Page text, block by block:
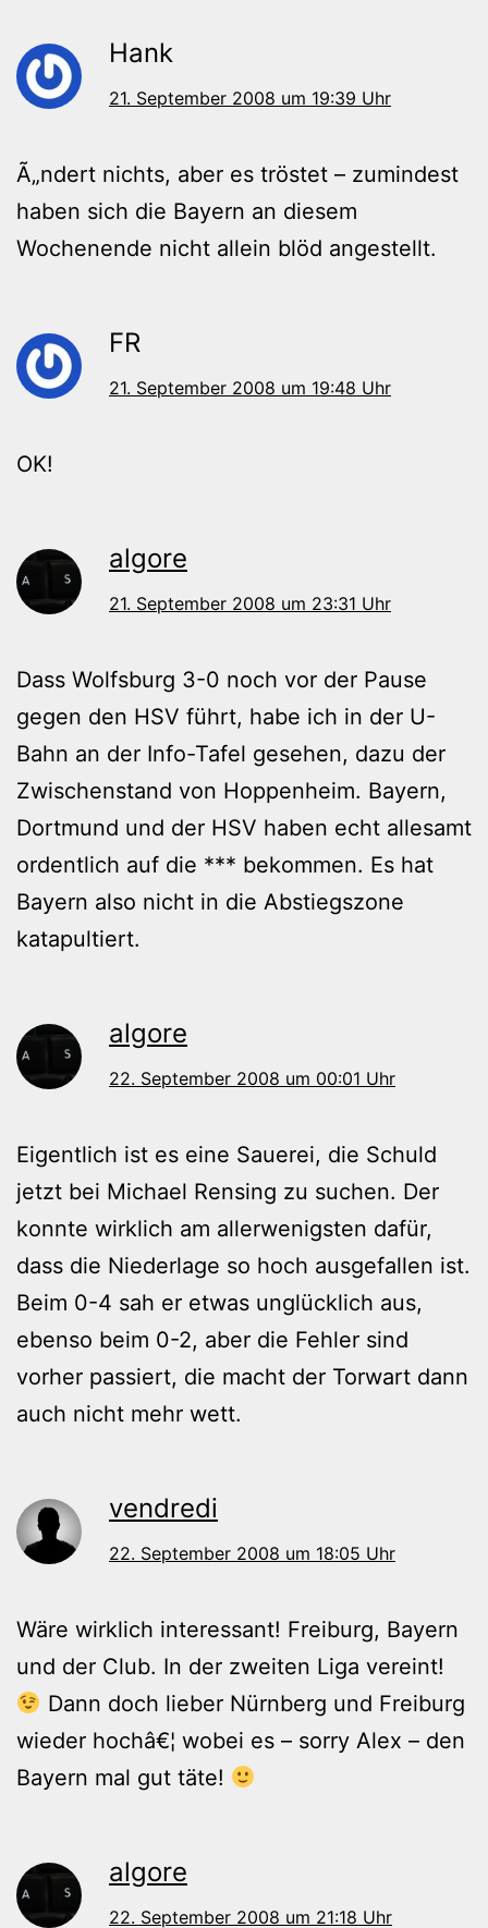
Hank
21. September 2008 um 19:39 Uhr
Ã„ndert nichts, aber es tröstet – zumindest
haben sich die Bayern an diesem
Wochenende nicht allein blöd angestellt.
FR
21. September 2008 um 19:48 Uhr
OK!
algore
21. September 2008 um 23:31 Uhr
Dass Wolfsburg 3-0 noch vor der Pause
gegen den HSV führt, habe ich in der U-
Bahn an der Info-Tafel gesehen, dazu der
Zwischenstand von Hoppenheim. Bayern,
Dortmund und der HSV haben echt allesamt
ordentlich auf die *** bekommen. Es hat
Bayern also nicht in die Abstiegszone
katapultiert.
algore
22. September 2008 um 00:01 Uhr
Eigentlich ist es eine Sauerei, die Schuld
jetzt bei Michael Rensing zu suchen. Der
konnte wirklich am allerwenigsten dafür,
dass die Niederlage so hoch ausgefallen ist.
Beim 0-4 sah er etwas unglücklich aus,
ebenso beim 0-2, aber die Fehler sind
vorher passiert, die macht der Torwart dann
auch nicht mehr wett.
vendredi
22. September 2008 um 18:05 Uhr
Wäre wirklich interessant! Freiburg, Bayern
und der Club. In der zweiten Liga vereint!
Dann doch lieber Nürnberg und Freiburg
wieder hochâ€¦ wobei es – sorry Alex – den
Bayern mal gut täte!
algore
22. September 2008 um 21:18 Uhr